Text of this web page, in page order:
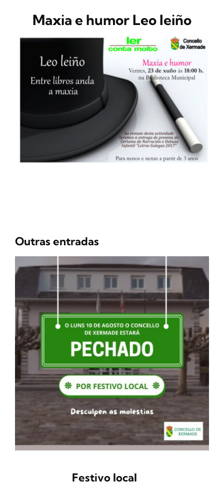
CONTACTO
Maxia e humor Leo leiño
Outras entradas
Festivo local